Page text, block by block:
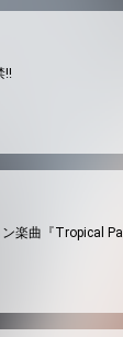
!!
楽曲『Tropical Pa